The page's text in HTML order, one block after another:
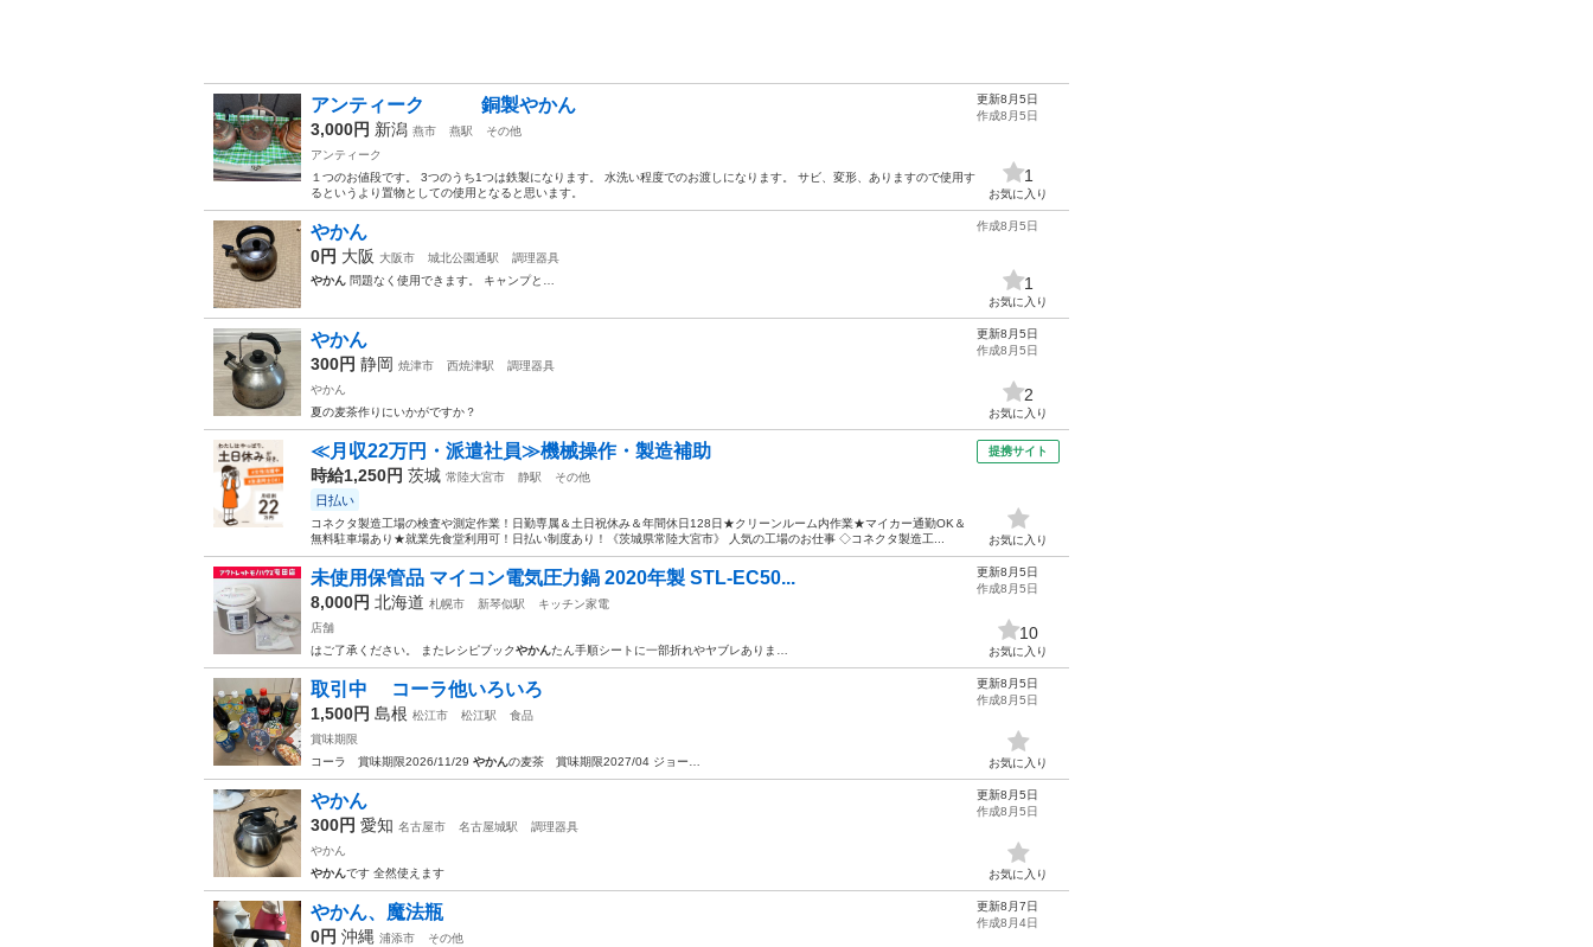
アンティーク 銅製やかん
3,000円 新潟 燕市 燕駅
その他
アンティーク
１つのお値段です。 3つのうち1つは鉄製になります。 水洗い程度でのお渡しになります。 サビ、変形、ありますので使用す
るというより置物としての使用となると思います。
更新8月5日
作成8月5日
1
お気に入り
やかん
0円 大阪 大阪市 城北公園通駅
調理器具
やかん 問題なく使用できます。 キャンプと…
作成8月5日
1
お気に入り
やかん
300円 静岡 焼津市 西焼津駅
調理器具
やかん
夏の麦茶作りにいかがですか？
更新8月5日
作成8月5日
2
お気に入り
≪月収22万円・派遣社員≫機械操作・製造補助
時給1,250円 茨城 常陸大宮市 静駅 その他
日払い
コネクタ製造工場の検査や測定作業！日勤専属＆土日祝休み＆年間休日128日★クリーンルーム内作業★マイカー通勤OK＆
無料駐車場あり★就業先食堂利用可！日払い制度あり！《茨城県常陸大宮市》 人気の工場のお仕事 ◇コネクタ製造工...
提携サイト
お気に入り
未使用保管品 マイコン電気圧力鍋 2020年製 STL-EC50...
8,000円 北海道 札幌市 新琴似駅
キッチン家電
店舗
はご了承ください。 またレシピブックやかんたん手順シートに一部折れやヤブレありま…
更新8月5日
作成8月5日
10
お気に入り
取引中 コーラ他いろいろ
1,500円 島根 松江市 松江駅
食品
賞味期限
コーラ 賞味期限2026/11/29 やかんの麦茶 賞味期限2027/04 ジョー…
更新8月5日
作成8月5日
お気に入り
やかん
300円 愛知 名古屋市 名古屋城駅
調理器具
やかん
やかんです 全然使えます
更新8月5日
作成8月5日
お気に入り
やかん、魔法瓶
0円 沖縄 浦添市
その他
更新8月7日
作成8月4日